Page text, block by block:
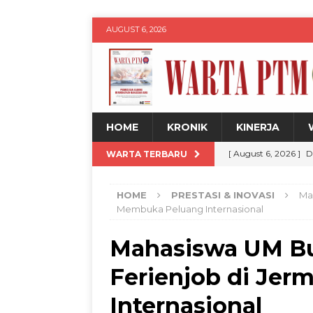
AUGUST 6, 2026
HOME KRONIK KINERJA
WARTA TERBARU [ August 6, 2026 ]
[ August 6, 2026 ]
[ August 6, 2026 ]
Remaja melalui
[ August 6, 2026 ]
HOME PRESTASI & INOVASI
Membuka Peluang Internasional
Mahasiswa UM
Ferienjob di
Internasional